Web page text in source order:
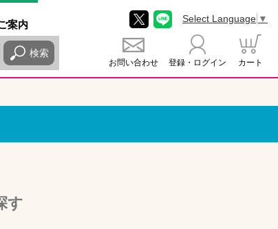
案内
検索
お問い合わせ 登録・ログイン カート
Select Language ▼
す